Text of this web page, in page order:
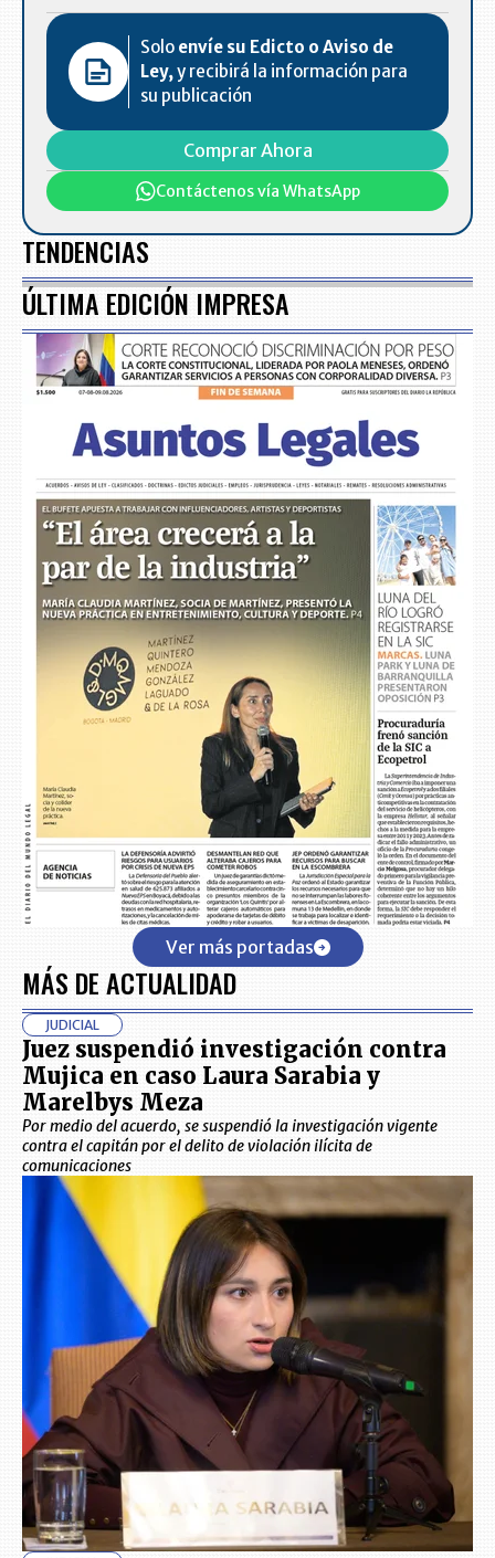
Solo envíe su Edicto o Aviso de
Ley,y recibirá la información para
su publicación
Comprar Ahora
Contáctenos vía WhatsApp
TENDENCIAS
ÚLTIMA EDICIÓN IMPRESA
Ver más portadas
MÁS DE ACTUALIDAD
JUDICIAL
Juez suspendió investigación contra
Mujica en caso Laura Sarabia y
Marelbys Meza
Por medio del acuerdo, se suspendió la investigación vigente
contra el capitán por el delito de violación ilícita de
comunicaciones